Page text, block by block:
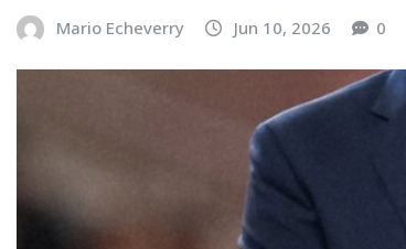
Mario Echeverry Jun 10, 2026 0